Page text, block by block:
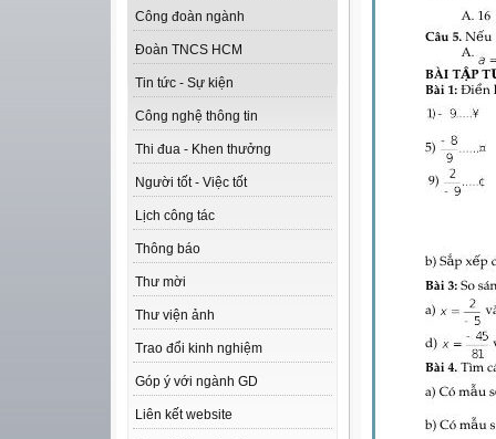
Công đoàn ngành
Đoàn TNCS HCM
Tin tức - Sự kiện
Công nghệ thông tin
Thi đua - Khen thưởng
Người tốt - Việc tốt
Lịch công tác
Thông báo
Thư mời
Thư viện ảnh
Trao đổi kinh nghiệm
Góp ý với ngành GD
Liên kết website